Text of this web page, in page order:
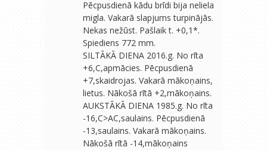
Pēcpusdienā kādu brīdi bija neliela
migla. Vakarā slapjums turpinājās.
Nekas nežūst. Pašlaik t. +0,1*.
Spiediens 772 mm.
SILTĀKĀ DIENA 2016.g. No rīta
+6,C,apmācies. Pēcpusdienā
+7,skaidrojas. Vakarā mākoņains,
lietus. Nākošā rītā +2,mākoņains.
AUKSTĀKĀ DIENA 1985.g. No rīta
-16,C>AC,saulains. Pēcpusdienā
-13,saulains. Vakarā mākoņains.
Nākošā rītā -14,mākoņains